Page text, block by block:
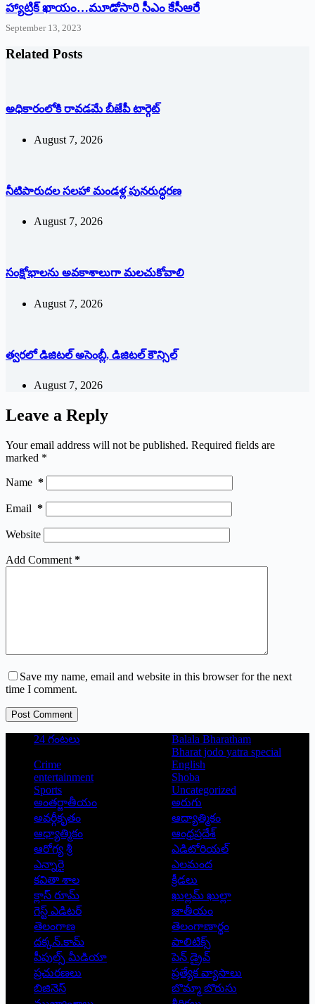
హ్యాట్రిక్‌ ‌ఖాయం…మూడోసారి సీఎం కేసీఆరే
September 13, 2023
Related Posts
అధికారంలోకి రావడమే బీజేపీ టార్గెట్‌
August 7, 2026
నీటిపారుదల సలహా మండళ్ల పునరుద్ధరణ
August 7, 2026
సంక్షోభాలను అవకాశాలుగా మలచుకోవాలి
August 7, 2026
త్వరలో డిజిటల్ అసెంబ్లీ, డిజిటల్ కౌన్సిల్
August 7, 2026
Leave a Reply
Your email address will not be published. Required fields are
marked *
Name *
Email *
Website
Add Comment *
Save my name, email and website in this browser for the next
time I comment.
Post Comment
24 గంటలు
Balala Bharatham
Bharat jodo yatra special
Crime
English
entertainment
Shoba
Sports
Uncategorized
అంతర్జాతీయం
అరుగు
అవర్గీకృతం
ఆద్యాత్మికం
ఆధ్యాత్మికం
ఆంధ్రప్రదేశ్
ఆరోగ్య శ్రీ
ఎడిటోరియల్
ఎన్నారై
ఎలమంద
కవితా శాల
క్రీడలు
క్లాస్ రూమ్
ఖుల్లమ్ ఖుల్లా
గెస్ట్ ఎడిటర్
జాతీయం
తెలంగాణ
తెలంగాణార్థం
దక్కన్.కామ్
పాలిటిక్స్
పీపుల్స్ ‌మీడియా
పెన్ డ్రైవ్
ప్రచురణలు
ప్రత్యేక వ్యాసాలు
బిజినెస్
బొమ్మా బొరుసు